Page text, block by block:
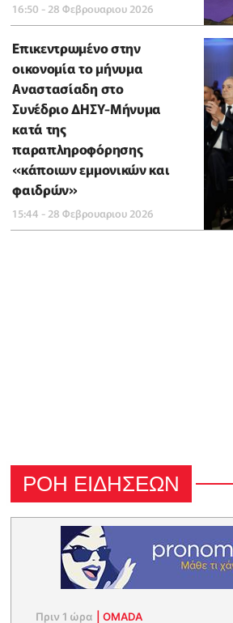
16:50 - 28 Φεβρουαριου 2026
Επικεντρωμένο στην
οικονομία το μήνυμα
Αναστασίαδη στο
Συνέδριο ΔΗΣΥ-Μήνυμα
κατά της
παραπληροφόρησης
«κάποιων εμμονικών και
φαιδρών»
15:44 - 28 Φεβρουαριου 2026
ΡΟΗ ΕΙΔΗΣΕΩΝ
Πριν 1 ώρα |OMADA